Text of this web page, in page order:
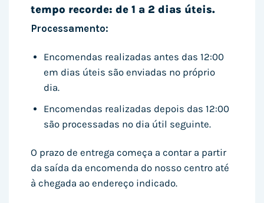
tempo recorde: de 1 a 2 dias úteis.
Processamento:
Encomendas realizadas antes das 12:00
em dias úteis são enviadas no próprio
dia.
Encomendas realizadas depois das 12:00
são processadas no dia útil seguinte.
O prazo de entrega começa a contar a partir
da saída da encomenda do nosso centro até
à chegada ao endereço indicado.